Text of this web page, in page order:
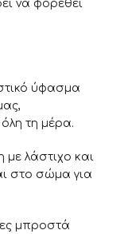
να φορεθεί
ύφασμα
τη μέρα.
με λάστιχο και
στο σώμα για
μπροστά